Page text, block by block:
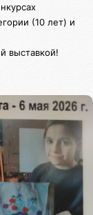
(10 лет) и
выставкой!